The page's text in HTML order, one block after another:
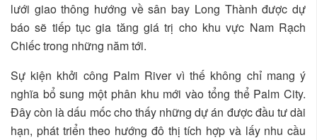
lưới giao thông hướng về sân bay Long Thành được dự
báo sẽ tiếp tục gia tăng giá trị cho khu vực Nam Rạch
Chiếc trong những năm tới.
Sự kiện khởi công Palm River vì thế không chỉ mang ý
nghĩa bổ sung một phân khu mới vào tổng thể Palm City.
Đây còn là dấu mốc cho thấy những dự án được đầu tư dài
hạn, phát triển theo hướng đô thị tích hợp và lấy nhu cầu